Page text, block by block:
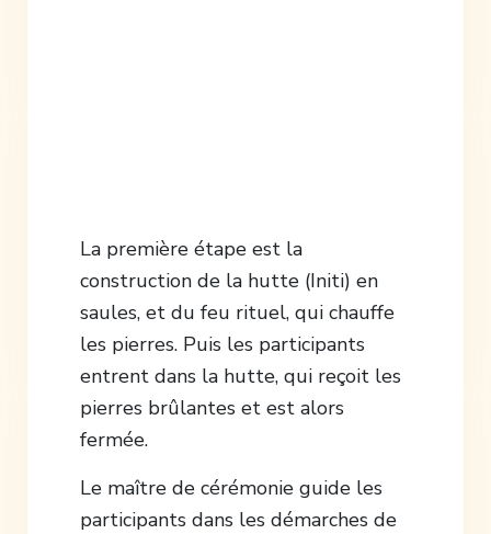
La première étape est la
construction de la hutte (Initi) en
saules, et du feu rituel, qui chauffe
les pierres. Puis les participants
entrent dans la hutte, qui reçoit les
pierres brûlantes et est alors
fermée.
Le maître de cérémonie guide les
participants dans les démarches de